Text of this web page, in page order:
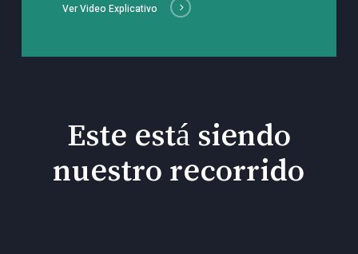
Ver Video Explicativo
Este está siendo
nuestro recorrido